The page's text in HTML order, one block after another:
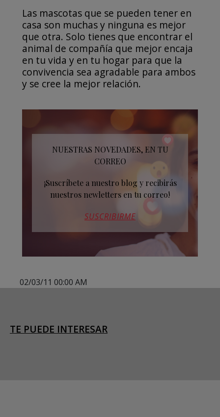
Las mascotas que se pueden tener en
casa son muchas y ninguna es mejor
que otra. Solo tienes que encontrar el
animal de compañía que mejor encaja
en tu vida y en tu hogar para que la
convivencia sea agradable para ambos
y se cree la mejor relación.
NUESTRAS NOVEDADES, EN TU
CORREO
¡Suscríbete a nuestro blog y recibirás
nuestros newletters en tu correo!
SUSCRIBIRME
02/03/11 00:00 AM
TE PUEDE INTERESAR